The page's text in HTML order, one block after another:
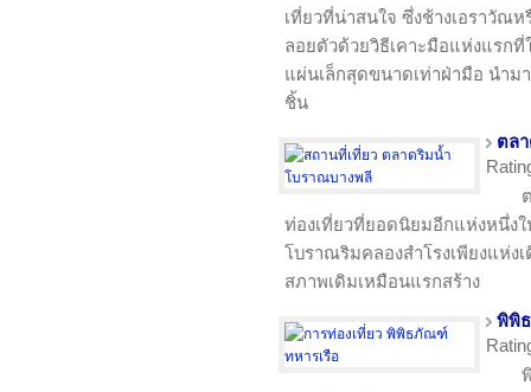
เที่ยวที่น่าสนใจ ซึ่งช้างเอราวัณ
ลอยตัวด้วยวิธีเคาะมือแห่งแรก
แผ่นเล็กสุดขนาดเท่าฝ่ามือ นำ
ชิ้น
ตล
ท่องเที่ยวที่ยอดนิยมอีกแห่งหนึ่ง
โบราณริมคลองสำโรงเพียงแห่
สภาพเดิมเหมือนแรกสร้าง
พิพิ